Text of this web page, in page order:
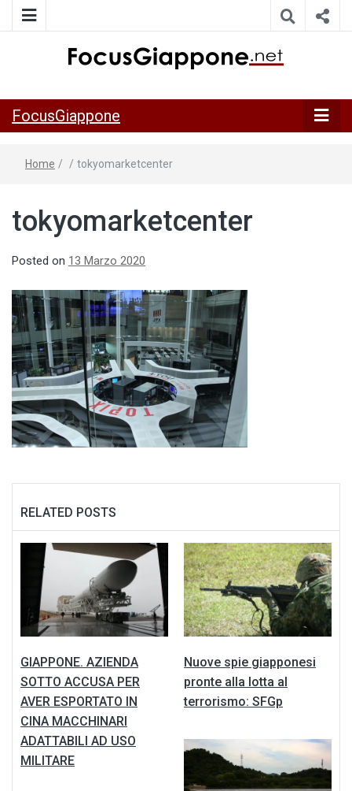
della Japan Italy Economic Federation
FocusGiappone
Home / / tokyomarketcenter
tokyomarketcenter
Posted on 13 Marzo 2020
RELATED POSTS
GIAPPONE. AZIENDA
SOTTO ACCUSA PER
AVER ESPORTATO IN
CINA MACCHINARI
ADATTABILI AD USO
MILITARE
Nuove spie giapponesi
pronte alla lotta al
terrorismo: SFGp